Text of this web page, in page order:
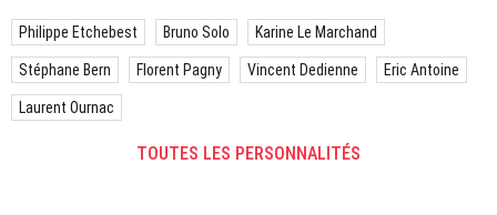
Philippe Etchebest Bruno Solo Karine Le Marchand
Stéphane Bern Florent Pagny Vincent Dedienne Eric Antoine
Laurent Ournac
TOUTES LES PERSONNALITÉS